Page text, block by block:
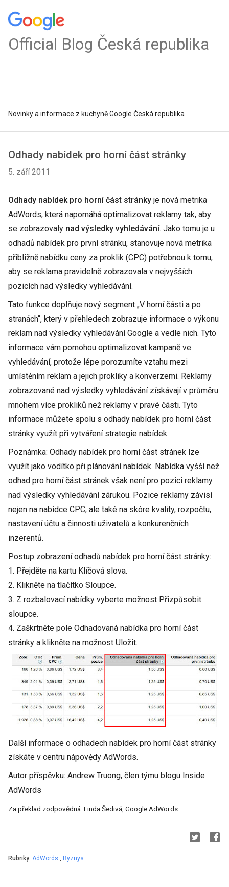
Official Blog Česká republika
Novinky a informace z kuchyně Google Česká republika
Odhady nabídek pro horní část stránky
5. září 2011
Odhady nabídek pro horní část stránky je nová metrika
AdWords, která napomáhá optimalizovat reklamy tak, aby
se zobrazovaly nad výsledky vyhledávání. Jako tomu je u
odhadů nabídek pro první stránku, stanovuje nová metrika
přibližně nabídku ceny za proklik (CPC) potřebnou k tomu,
aby se reklama pravidelně zobrazovala v nejvyšších
pozicích nad výsledky vyhledávání.
Tato funkce doplňuje nový segment „V horní části a po
stranách“, který v přehledech zobrazuje informace o výkonu
reklam nad výsledky vyhledávání Google a vedle nich. Tyto
informace vám pomohou optimalizovat kampaně ve
vyhledávání, protože lépe porozumíte vztahu mezi
umístěním reklam a jejich prokliky a konverzemi. Reklamy
zobrazované nad výsledky vyhledávání získávají v průměru
mnohem více prokliků než reklamy v pravé části. Tyto
informace můžete spolu s odhady nabídek pro horní část
stránky využít při vytváření strategie nabídek.
Poznámka: Odhady nabídek pro horní část stránek lze
využít jako vodítko při plánování nabídek. Nabídka vyšší než
odhad pro horní část stránek však není pro pozici reklamy
nad výsledky vyhledávání zárukou. Pozice reklamy závisí
nejen na nabídce CPC, ale také na skóre kvality, rozpočtu,
nastavení účtu a činnosti uživatelů a konkurenčních
inzerentů.
Postup zobrazení odhadů nabídek pro horní část stránky:
1. Přejděte na kartu Klíčová slova.
2. Klikněte na tlačítko Sloupce.
3. Z rozbalovací nabídky vyberte možnost Přizpůsobit
sloupce.
4. Zaškrtněte pole Odhadovaná nabídka pro horní část
stránky a klikněte na možnost Uložit.
Další informace o odhadech nabídek pro horní část stránky
získáte v centru nápovědy AdWords.
Autor příspěvku: Andrew Truong, člen týmu blogu Inside
AdWords
Za překlad zodpovědná: Linda Šedivá, Google AdWords
Rubriky: AdWords , Byznys